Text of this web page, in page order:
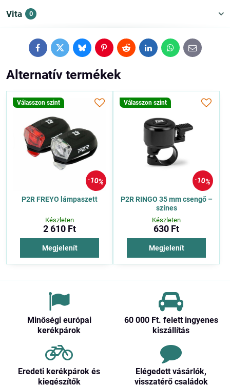
Vita 0
FacebookTwitterBlueskyPinterestRedditLinkedInWhatsApp
E-
mail
Alternatív termékek
10%
Válasszon szint
P2R FREYO lámpaszett
Készleten
2 610 Ft
Megjelenít
10%
Válasszon szint
P2R RINGO 35 mm csengő –
színes
Készleten
630 Ft
Megjelenít
Minőségi európai
kerékpárok
60 000 Ft​. felett ingyenes
kiszállítás
Eredeti kerékpárok és
kiegészítők
Elégedett vásárlók,
visszatérő családok